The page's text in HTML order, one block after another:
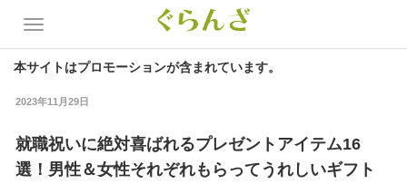
本サイトはプロモーションが含まれています。
2023年11月29日
就職祝いに絶対喜ばれるプレゼントアイテム16
選！男性＆女性それぞれもらってうれしいギフト